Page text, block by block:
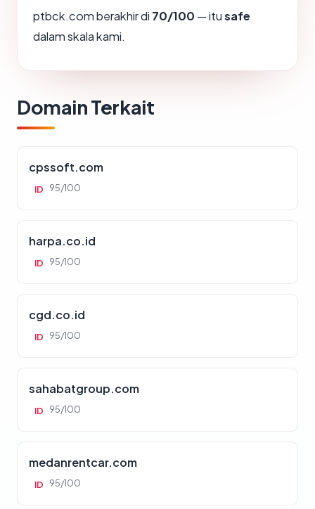
ptbck.com berakhir di 70/100 — itusafe
dalam skala kami.
Domain Terkait
cpssoft.com
ID 95/100
harpa.co.id
ID 95/100
cgd.co.id
ID 95/100
sahabatgroup.com
ID 95/100
medanrentcar.com
ID 95/100